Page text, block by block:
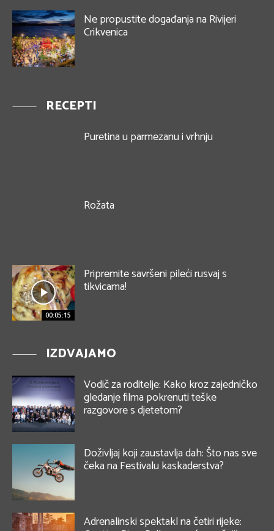
Ne propustite događanja na Rivijeri
Crikvenica
RECEPTI
Puretina u parmezanu i vrhnju
Rožata
00:05:15
Pripremite savršeni pileći rusvaj s
tikvicama!
IZDVAJAMO
Vodič za roditelje: Kako kroz zajedničko
gledanje filma pokrenuti teške
razgovore s djetetom?
Doživljaj koji zaustavlja dah: Što nas sve
čeka na Festivalu kaskaderstva?
Adrenalinski spektakl na četiri rijeke: